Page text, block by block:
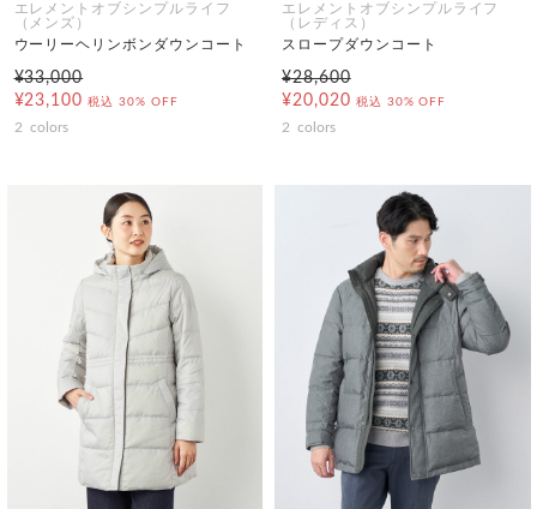
エレメントオブシンプルライフ
（メンズ）
ウーリーヘリンボンダウンコート
¥33,000
¥23,100 税込 30% OFF
2 colors
エレメントオブシンプルライフ
（レディス）
スロープダウンコート
¥28,600
¥20,020 税込 30% OFF
2 colors